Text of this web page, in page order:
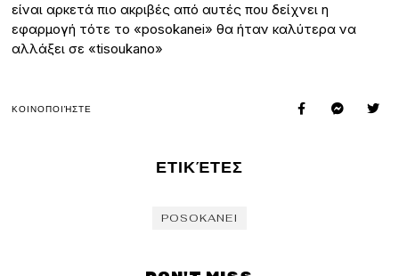
είναι αρκετά πιο ακριβές από αυτές που δείχνει η
εφαρμογή τότε το «posokanei» θα ήταν καλύτερα να
αλλάξει σε «tisoukano»
ΚΟΙΝΟΠΟΙΉΣΤΕ
ΕΤΙΚΈΤΕΣ
POSOKANEI